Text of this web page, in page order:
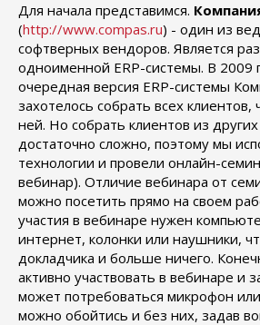
Для начала представимся.
(http://www.compas.ru) - один из
софтверных вендоров. Является
одноименной ERP-системы. В 2009
очередная версия ERP-системы
захотелось собрать всех клиентов,
ней. Но собрать клиентов из
достаточно сложно, поэтому мы
технологии и провели онлайн-
вебинар). Отличие вебинара от
можно посетить прямо на своем
участия в вебинаре нужен
интернет, колонки или наушники,
докладчика и больше ничего.
активно участвовать в вебинаре и
может потребоваться микрофон
можно обойтись и без них, задав